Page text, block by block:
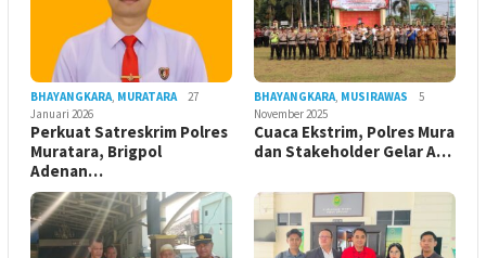
BHAYANGKARA, MURATARA
27
Januari 2026
Perkuat Satreskrim Polres
Muratara, Brigpol
Adenan…
BHAYANGKARA, MUSIRAWAS
5
November 2025
Cuaca Ekstrim, Polres Mura
dan Stakeholder Gelar A…